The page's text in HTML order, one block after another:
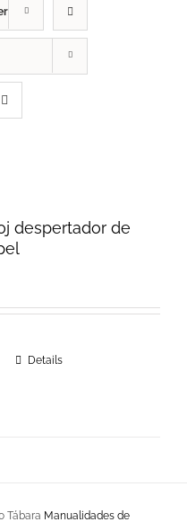
despertador de
Details
Tábara Manualidades de